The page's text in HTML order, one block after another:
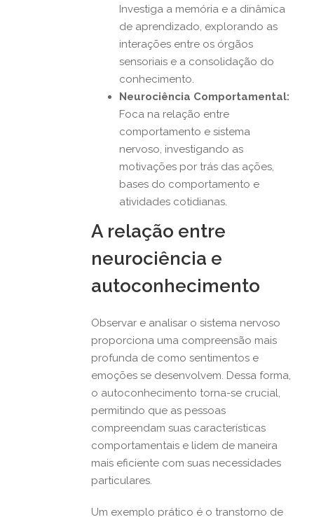
Investiga a memória e a dinâmica
de aprendizado, explorando as
interações entre os órgãos
sensoriais e a consolidação do
conhecimento.
Neurociência Comportamental:
Foca na relação entre
comportamento e sistema
nervoso, investigando as
motivações por trás das ações,
bases do comportamento e
atividades cotidianas.
A relação entre
neurociência e
autoconhecimento
Observar e analisar o sistema nervoso
proporciona uma compreensão mais
profunda de como sentimentos e
emoções se desenvolvem. Dessa forma,
o autoconhecimento torna-se crucial,
permitindo que as pessoas
compreendam suas características
comportamentais e lidem de maneira
mais eficiente com suas necessidades
particulares.
Um exemplo prático é o transtorno de